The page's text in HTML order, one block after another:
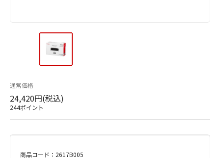
通常価格
24,420円(税込)
244ポイント
商品コード：2617B005